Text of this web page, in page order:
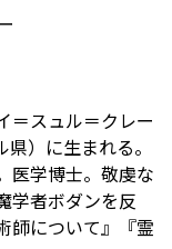
＝スュル＝クレー
）に生まれる。
医学博士。敬虔な
学者ボダンを反
師について』『霊